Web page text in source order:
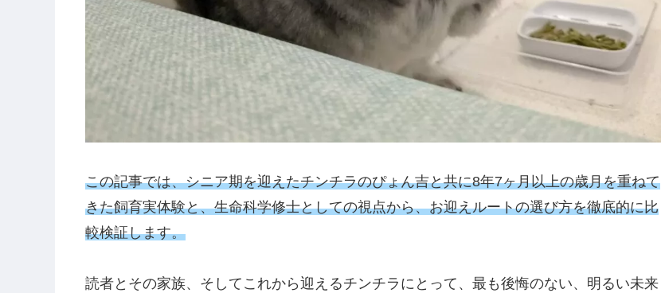
この記事では、シニア期を迎えたチンチラのぴょん吉と共に8年7ヶ月以上の歳月を重ねて
きた飼育実体験と、生命科学修士としての視点から、お迎えルートの選び方を徹底的に比
較検証します。
読者とその家族、そしてこれから迎えるチンチラにとって、最も後悔のない、明るい未来